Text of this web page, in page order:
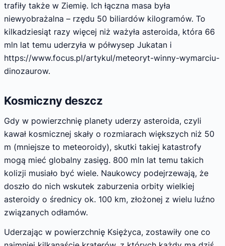
trafiły także w Ziemię. Ich łączna masa była
niewyobrażalna – rzędu 50 biliardów kilogramów. To
kilkadziesiąt razy więcej niż ważyła asteroida, która 66
mln lat temu uderzyła w półwysep Jukatan i
https://www.focus.pl/artykul/meteoryt-winny-wymarciu-
dinozaurow.
Kosmiczny deszcz
Gdy w powierzchnię planety uderzy asteroida, czyli
kawał kosmicznej skały o rozmiarach większych niż 50
m (mniejsze to meteoroidy), skutki takiej katastrofy
mogą mieć globalny zasięg. 800 mln lat temu takich
kolizji musiało być wiele. Naukowcy podejrzewają, że
doszło do nich wskutek zaburzenia orbity wielkiej
asteroidy o średnicy ok. 100 km, złożonej z wielu luźno
związanych odłamów.
Uderzając w powierzchnię Księżyca, zostawiły one co